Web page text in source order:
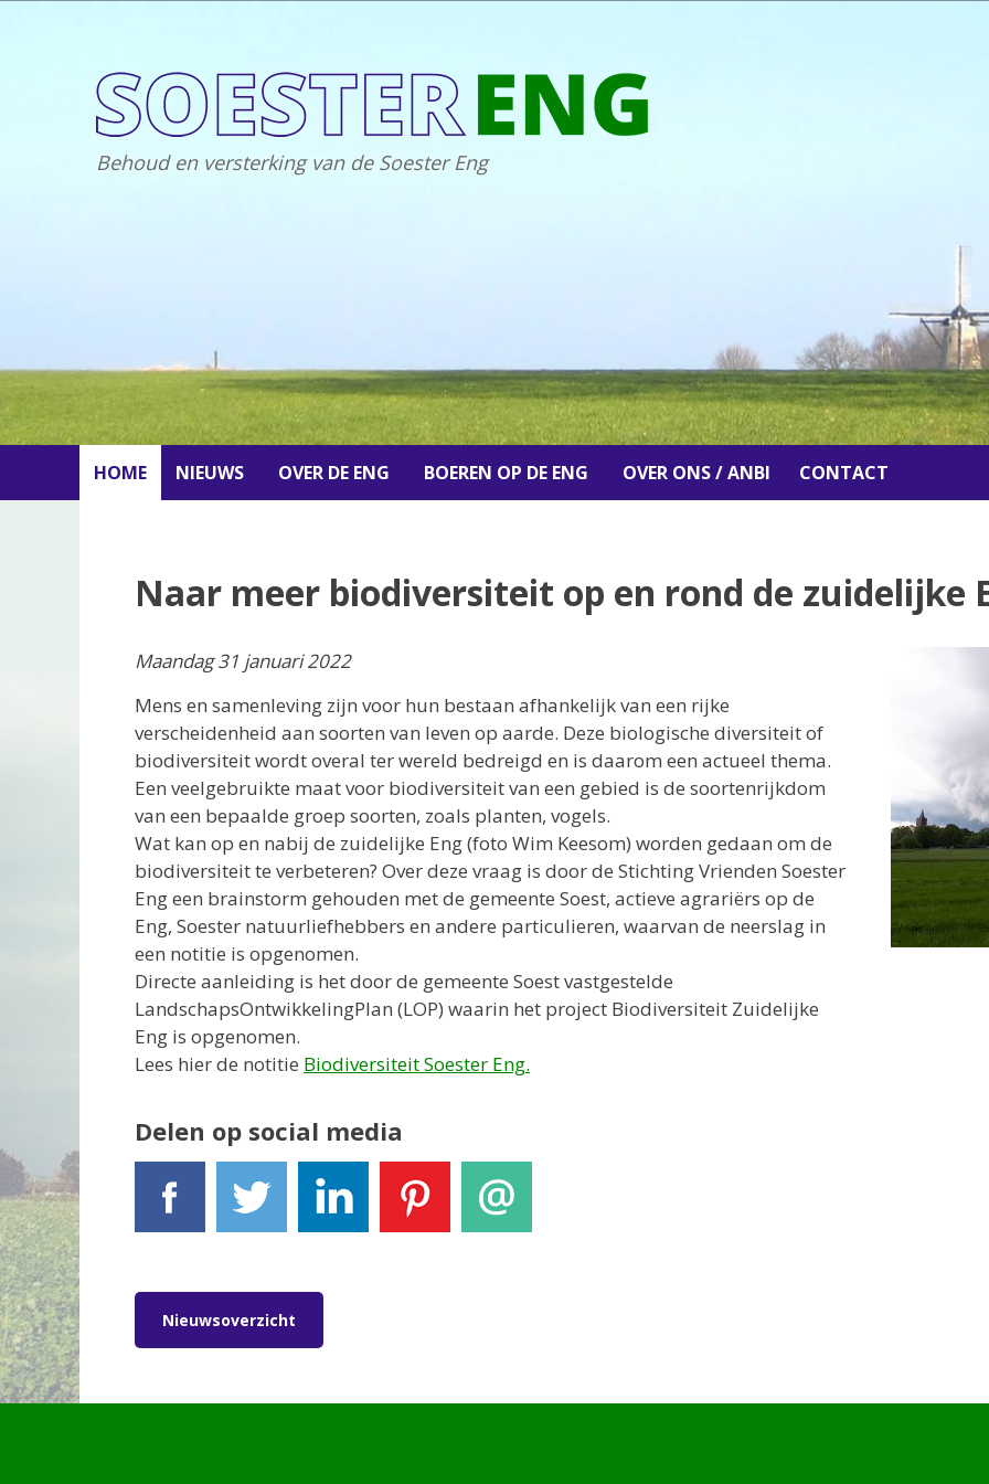
Behoud en versterking van de Soester Eng
HOME NIEUWS OVER DE ENG BOEREN OP DE ENG OVER ONS / ANBI CONTACT
Naar meer biodiversiteit op en rond de zuidelijke
Maandag 31 januari 2022
Mens en samenleving zijn voor hun bestaan afhankelijk van een rijke
verscheidenheid aan soorten van leven op aarde. Deze biologische diversiteit of
biodiversiteit wordt overal ter wereld bedreigd en is daarom een actueel thema.
Een veelgebruikte maat voor biodiversiteit van een gebied is de soortenrijkdom
van een bepaalde groep soorten, zoals planten, vogels.
Wat kan op en nabij de zuidelijke Eng (foto Wim Keesom) worden gedaan om de
biodiversiteit te verbeteren? Over deze vraag is door de Stichting Vrienden Soester
Eng een brainstorm gehouden met de gemeente Soest, actieve agrariërs op de
Eng, Soester natuurliefhebbers en andere particulieren, waarvan de neerslag in
een notitie is opgenomen.
Directe aanleiding is het door de gemeente Soest vastgestelde
LandschapsOntwikkelingPlan (LOP) waarin het project Biodiversiteit Zuidelijke
Eng is opgenomen.
Lees hier de notitie Biodiversiteit Soester Eng.
Delen op social media
Nieuwsoverzicht